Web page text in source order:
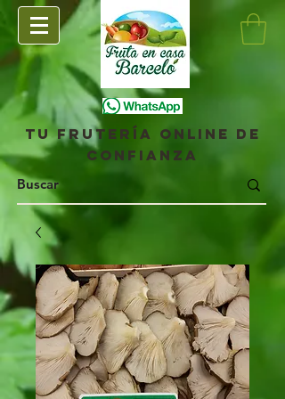
Tu frutería online de
confianza